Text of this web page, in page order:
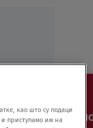
VIDEO
као што су подаци
приступамо им на